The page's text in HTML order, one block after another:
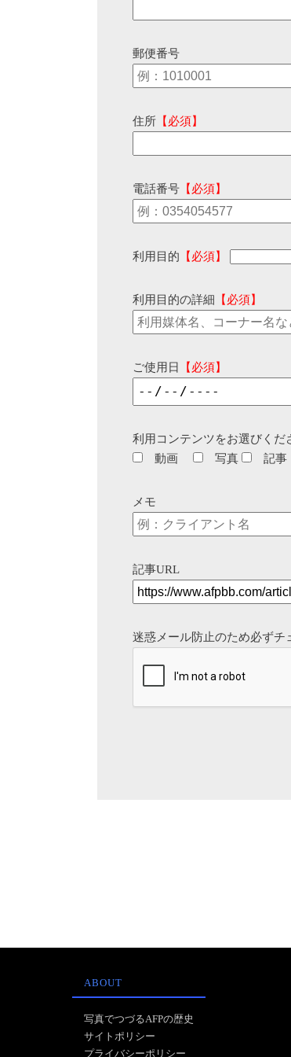
郵便番号
住所 【必須】
電話番号 【必須】
利用目的 【必須】
利用目的の詳細 【必須】
ご使用日 【必須】
利用コンテンツをお選びくだ
動画
写真 記事
メモ
記事URL
迷惑メール防止のため必ずチ
ABOUT
写真でつづるAFPの歴史
サイトポリシー
プライバシーポリシー